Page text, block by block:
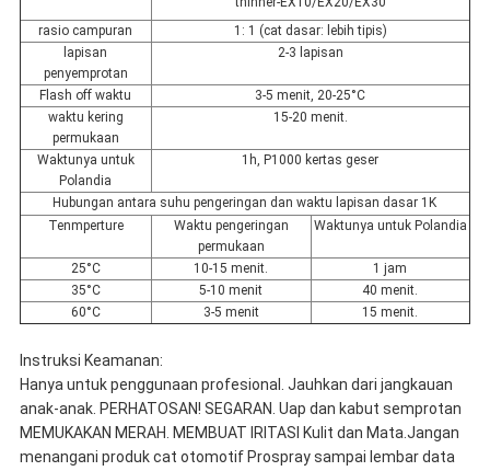
rasio campuran
1: 1 (cat dasar: lebih tipis)
lapisan
penyemprotan
2-3 lapisan
Flash off waktu
3-5 menit, 20-25°C
waktu kering
permukaan
15-20 menit.
Waktunya untuk
Polandia
1h, P1000 kertas geser
Hubungan antara suhu pengeringan dan waktu lapisan dasar 1K
Tenmperture
Waktu pengeringan
permukaan
Waktunya untuk Polandia
25°C 10-15 menit.
1 jam
35°C
5-10 menit
40 menit.
60°C
3-5 menit 15 menit.
Instruksi Keamanan:
Hanya untuk penggunaan profesional. Jauhkan dari jangkauan
anak-anak. PERHATOSAN! SEGARAN. Uap dan kabut semprotan
MEMUKAKAN MERAH. MEMBUAT IRITASI Kulit dan Mata.Jangan
menangani produk cat otomotif Prospray sampai lembar data